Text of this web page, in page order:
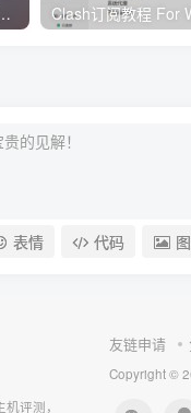
端保姆级新手使用教程
表情 代码
评测，
友链申请
Copyright ©